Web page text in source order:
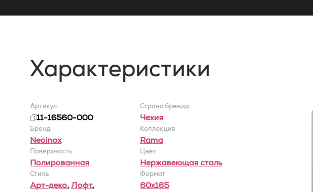
Характеристики
Артикул
11-16560-000
Страна бренда
Чехия
Бренд
Neoinox
Коллекция
Rama
Поверхность
Полированная
Цвет
Нержавеющая сталь
Стиль
Арт-деко,Лофт,
Формат
60x165